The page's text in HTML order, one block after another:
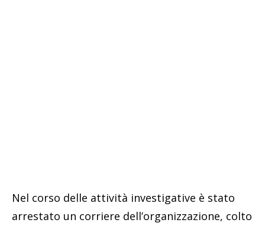
Nel corso delle attività investigative è stato
arrestato un corriere dell’organizzazione, colto